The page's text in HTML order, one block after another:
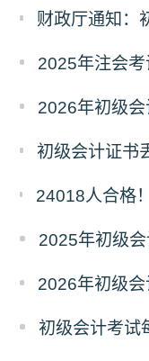
2025年初级
初级会计考试